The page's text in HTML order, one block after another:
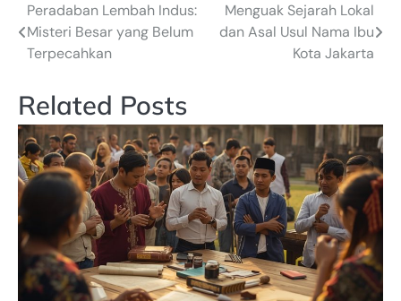
Post
navigation
Peradaban Lembah Indus:
Misteri Besar yang Belum
Terpecahkan
Menguak Sejarah Lokal
dan Asal Usul Nama Ibu
Kota Jakarta
Related Posts